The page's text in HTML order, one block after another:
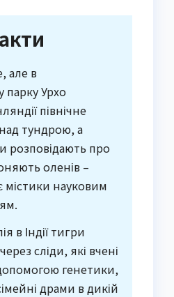
але в
парку Урхо
північне
тундрою, а
розповідають про
оленів –
науковим
в Індії тигри
сліди, які вчені
генетики,
драми в дикій